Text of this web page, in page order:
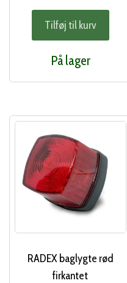
Tilføj til kurv
På lager
RADEX baglygte rød
firkantet